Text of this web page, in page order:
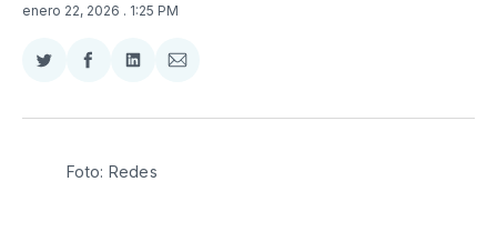
enero 22, 2026 . 1:25 PM
Compartir
Twitter
Compartir
Facebook
Compartir
LinkedIn
Compartir
Email
Foto: Redes